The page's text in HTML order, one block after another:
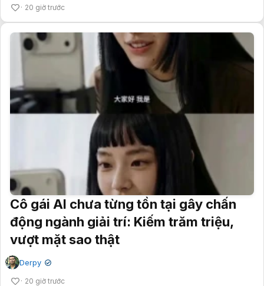
20 giờ trước
Cô gái AI chưa từng tồn tại gây chấn
động ngành giải trí: Kiếm trăm triệu,
vượt mặt sao thật
Derpy ✔
20 giờ trước